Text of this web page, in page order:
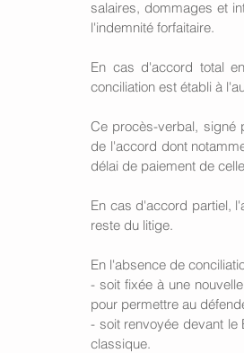
salaires, dommages et
l'indemnité forfaitaire.
En cas d'accord total
conciliation est établi à
Ce procès-verbal, signé
de l'accord dont
délai de paiement de
En cas d'accord partiel,
reste du litige.
En l'absence de
- soit fixée à une
pour permettre au
- soit renvoyée devant le
classique.